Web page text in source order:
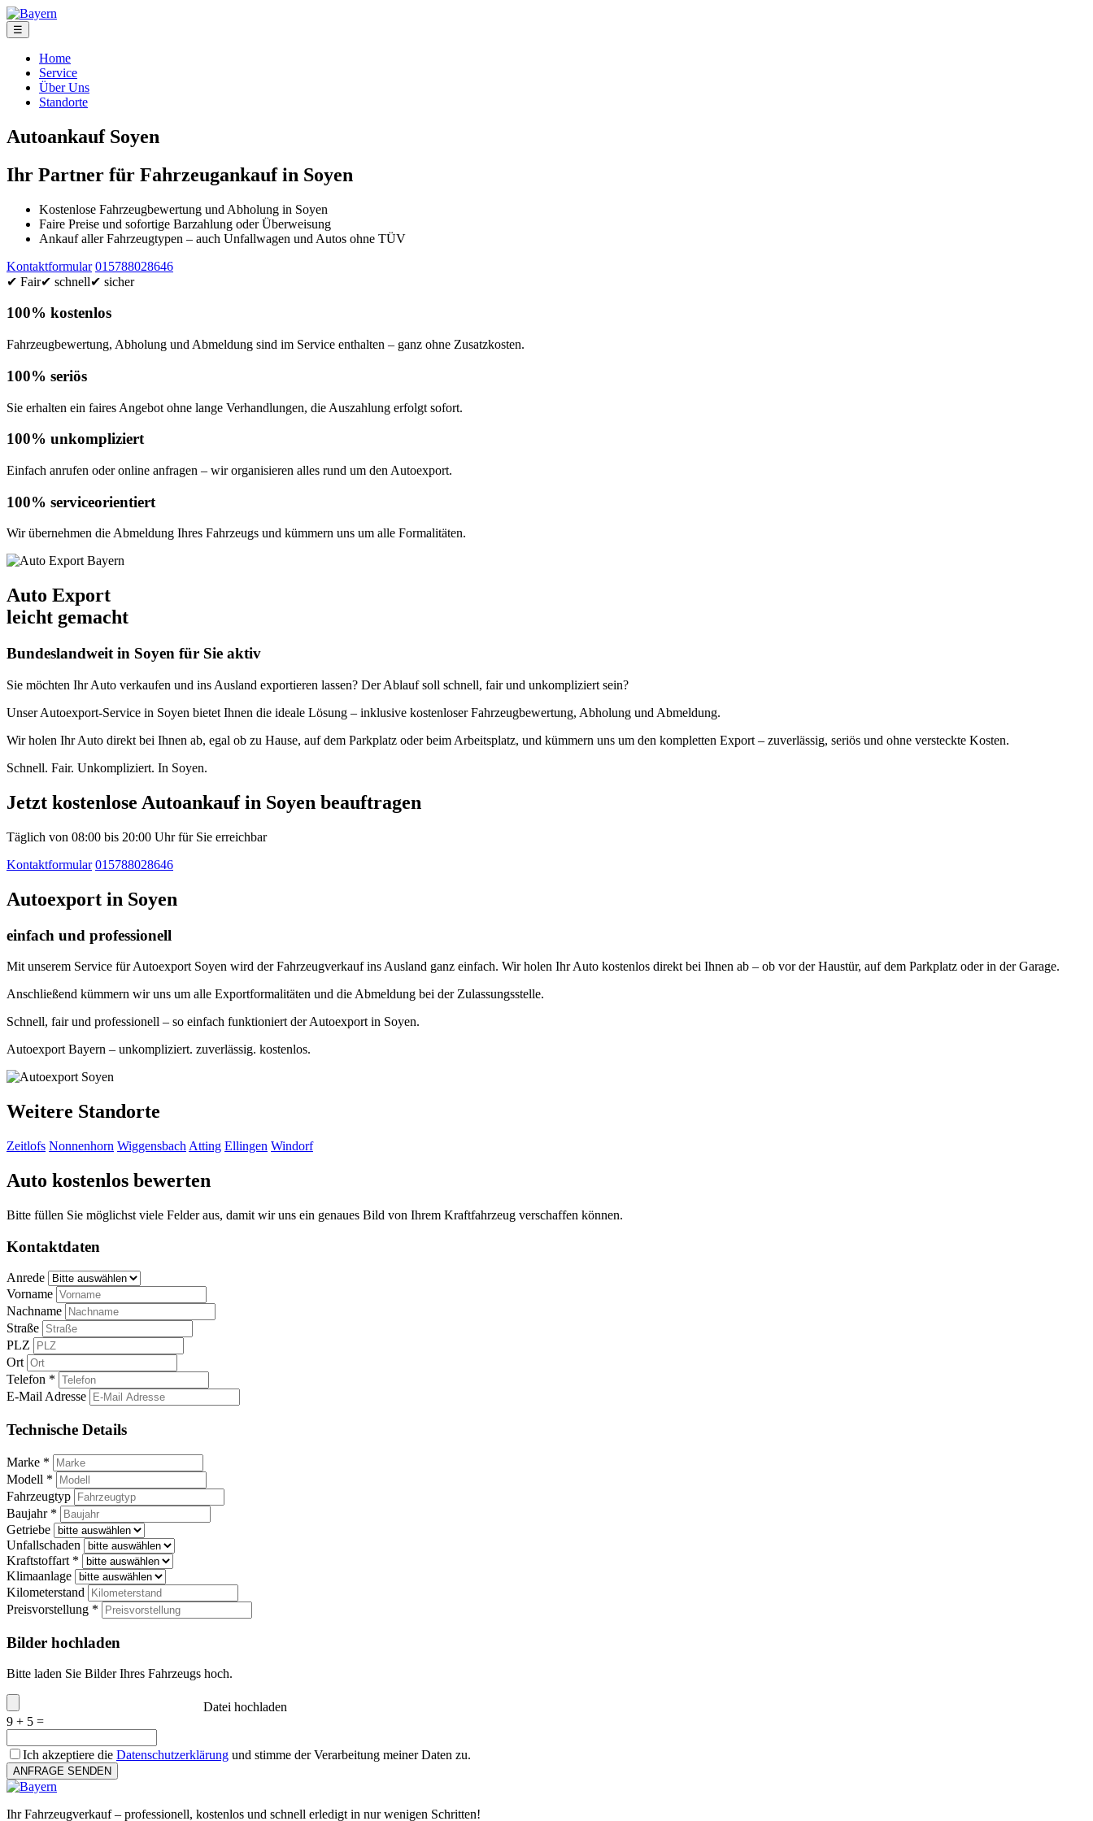
☰
Home
Service
Über Uns
Standorte
Autoankauf Soyen
Ihr Partner für Fahrzeugankauf in Soyen
Kostenlose Fahrzeugbewertung und Abholung in Soyen
Faire Preise und sofortige Barzahlung oder Überweisung
Ankauf aller Fahrzeugtypen – auch Unfallwagen und Autos ohne TÜV
Kontaktformular 015788028646
✔ Fair✔ schnell✔ sicher
100% kostenlos
Fahrzeugbewertung, Abholung und Abmeldung sind im Service enthalten – ganz ohne Zusatzkosten.
100% seriös
Sie erhalten ein faires Angebot ohne lange Verhandlungen, die Auszahlung erfolgt sofort.
100% unkompliziert
Einfach anrufen oder online anfragen – wir organisieren alles rund um den Autoexport.
100% serviceorientiert
Wir übernehmen die Abmeldung Ihres Fahrzeugs und kümmern uns um alle Formalitäten.
Auto Export
leicht gemacht
Bundeslandweit in Soyen für Sie aktiv
Sie möchten Ihr Auto verkaufen und ins Ausland exportieren lassen? Der Ablauf soll schnell, fair und unkompliziert sein?
Unser Autoexport-Service in Soyen bietet Ihnen die ideale Lösung – inklusive kostenloser Fahrzeugbewertung, Abholung und Abmeldung.
Wir holen Ihr Auto direkt bei Ihnen ab, egal ob zu Hause, auf dem Parkplatz oder beim Arbeitsplatz, und kümmern uns um den kompletten Export – zuverlässig, seriös und ohne versteckte Kosten.
Schnell. Fair. Unkompliziert. In Soyen.
Jetzt kostenlose Autoankauf in Soyen beauftragen
Täglich von 08:00 bis 20:00 Uhr für Sie erreichbar
Kontaktformular 015788028646
Autoexport in Soyen
einfach und professionell
Mit unserem Service für Autoexport Soyen wird der Fahrzeugverkauf ins Ausland ganz einfach. Wir holen Ihr Auto kostenlos direkt bei Ihnen ab – ob vor der Haustür, auf dem Parkplatz oder in der Garage.
Anschließend kümmern wir uns um alle Exportformalitäten und die Abmeldung bei der Zulassungsstelle.
Schnell, fair und professionell – so einfach funktioniert der Autoexport in Soyen.
Autoexport Bayern – unkompliziert. zuverlässig. kostenlos.
Weitere Standorte
Zeitlofs Nonnenhorn Wiggensbach Atting Ellingen Windorf
Auto kostenlos bewerten
Bitte füllen Sie möglichst viele Felder aus, damit wir uns ein genaues Bild von Ihrem Kraftfahrzeug verschaffen können.
Kontaktdaten
Anrede
Vorname
Nachname
Straße
PLZ
Ort
Telefon *
E-Mail Adresse
Technische Details
Marke *
Modell *
Fahrzeugtyp
Baujahr *
Getriebe
Unfallschaden
Kraftstoffart *
Klimaanlage
Kilometerstand
Preisvorstellung *
Bilder hochladen
Bitte laden Sie Bilder Ihres Fahrzeugs hoch.
Datei hochladen
9 + 5 =
Ich akzeptiere die Datenschutzerklärung und stimme der Verarbeitung meiner Daten zu.
ANFRAGE SENDEN
Ihr Fahrzeugverkauf – professionell, kostenlos und schnell erledigt in nur wenigen Schritten!